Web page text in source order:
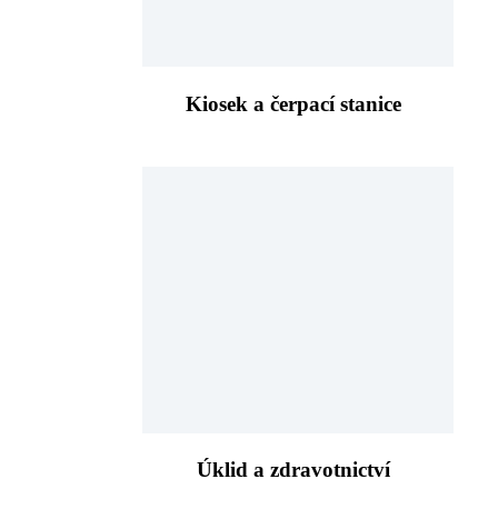
Kiosek a čerpací stanice
Úklid a zdravotnictví